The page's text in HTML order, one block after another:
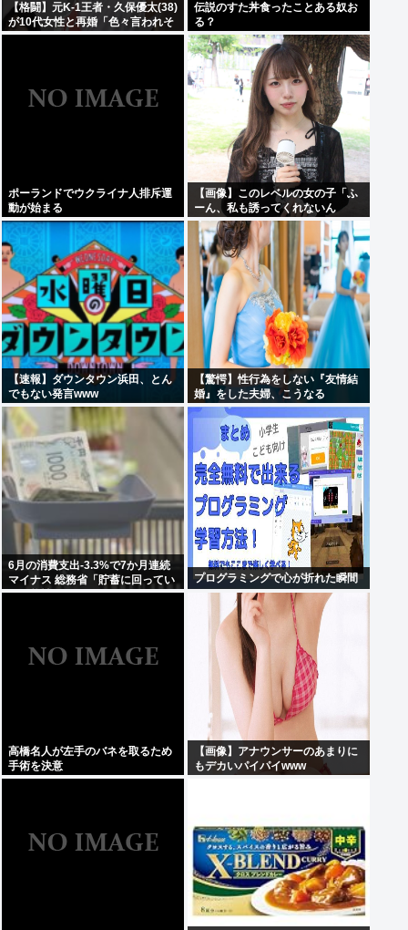
【格闘】元K-1王者・久保優太(38)
が10代女性と再婚「色々言われそ
うですが…」
伝説のすた丼食ったことある奴お
る？
ポーランドでウクライナ人排斥運
動が始まる
【画像】このレベルの女の子「ふ
ーん、私も誘ってくれないん
だ⋯」
【速報】ダウンタウン浜田、とん
でもない発言www
【驚愕】性行為をしない『友情結
婚』をした夫婦、こうなる
⇒･･･！！！
6月の消費支出-3.3%で7か月連続
マイナス 総務省「貯蓄に回ってい
る可能性」
プログラミングで心が折れた瞬間
高橋名人が左手のバネを取るため
手術を決意
【画像】アナウンサーのあまりに
もデカいパイパイwww